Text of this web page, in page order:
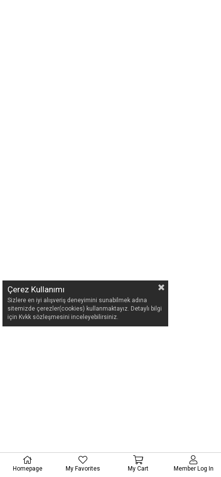
Çerez Kullanımı
Sizlere en iyi alışveriş deneyimini sunabilmek adına
sitemizde çerezler(cookies) kullanmaktayız. Detaylı bilgi
için Kvkk sözleşmesini inceleyebilirsiniz.
Homepage My Favorites My Cart Member Log In